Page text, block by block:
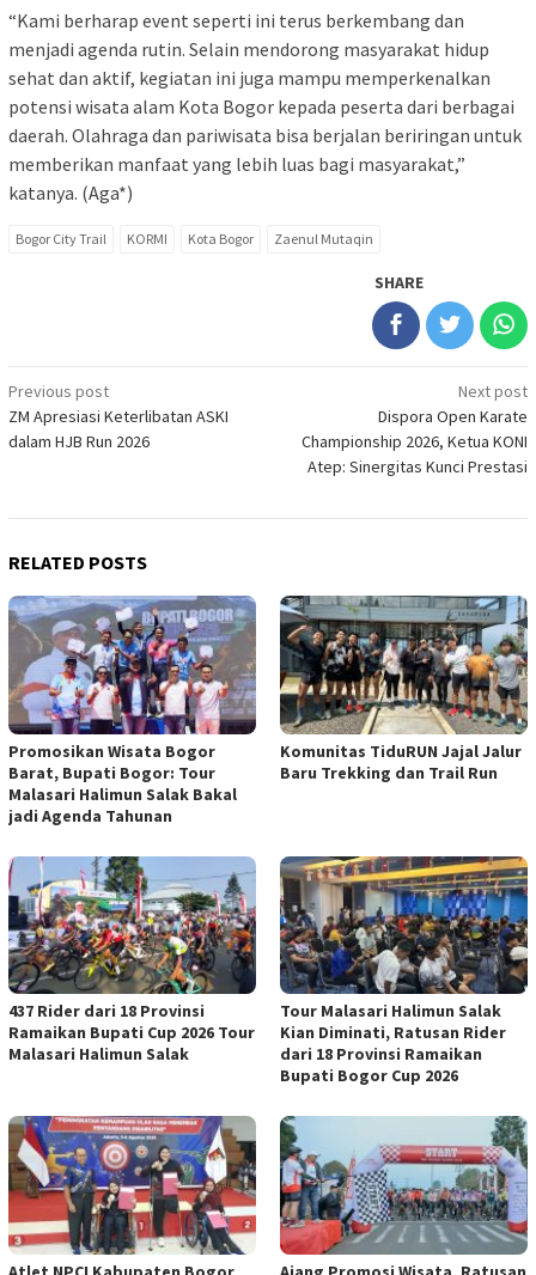
“Kami berharap event seperti ini terus berkembang dan
menjadi agenda rutin. Selain mendorong masyarakat hidup
sehat dan aktif, kegiatan ini juga mampu memperkenalkan
potensi wisata alam Kota Bogor kepada peserta dari berbagai
daerah. Olahraga dan pariwisata bisa berjalan beriringan untuk
memberikan manfaat yang lebih luas bagi masyarakat,”
katanya. (Aga*)
Bogor City Trail KORMI Kota Bogor Zaenul Mutaqin
SHARE
Post
navigation
Previous post
ZM Apresiasi Keterlibatan ASKI
dalam HJB Run 2026
Next post
Dispora Open Karate
Championship 2026, Ketua KONI
Atep: Sinergitas Kunci Prestasi
RELATED POSTS
Promosikan Wisata Bogor
Barat, Bupati Bogor: Tour
Malasari Halimun Salak Bakal
jadi Agenda Tahunan
Komunitas TiduRUN Jajal Jalur
Baru Trekking dan Trail Run
437 Rider dari 18 Provinsi
Ramaikan Bupati Cup 2026 Tour
Malasari Halimun Salak
Tour Malasari Halimun Salak
Kian Diminati, Ratusan Rider
dari 18 Provinsi Ramaikan
Bupati Bogor Cup 2026